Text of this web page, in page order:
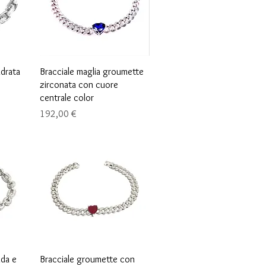
Vista rápida
Bracciale maglia groumette
zirconata con cuore
centrale color
Precio
192,00 €
e Vista rápida
Bracciale groumette con